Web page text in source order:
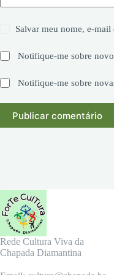
Salvar meu nome, e-mail
Notifique-me sobre
Notifique-me sobre
Publicar comentário
Rede Cultura Viva da
Chapada Diamantina